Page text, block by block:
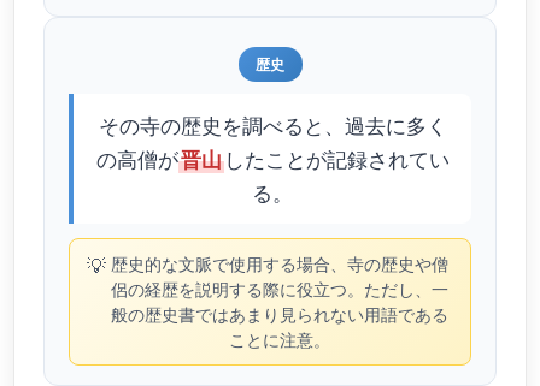
歴史
その寺の歴史を調べると、過去に多く
の高僧が晋山したことが記録されてい
る。
💡 歴史的な文脈で使用する場合、寺の歴史や僧
侶の経歴を説明する際に役立つ。ただし、一
般の歴史書ではあまり見られない用語である
ことに注意。